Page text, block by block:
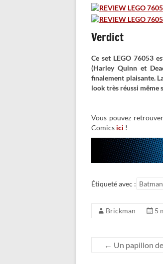
Verdict
Ce set LEGO 76053
(Harley Quinn et
finalement plaisante.
look très réussi même
Vous pouvez
Comics ici !
Étiqueté avec : Batman
Brickman 5
← Un papillon